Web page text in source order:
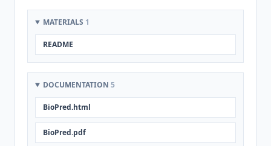
MATERIALS 1
README
DOCUMENTATION 5
BioPred.html
BioPred.pdf